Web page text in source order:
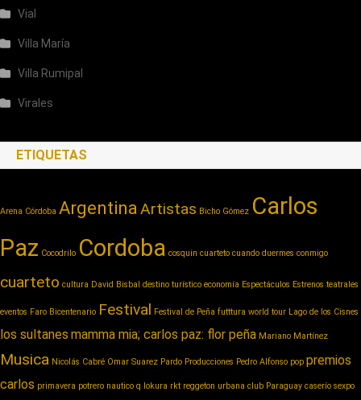
Vial
Villa María
Villa Rumipal
Virales
ETIQUETAS
Arena Córdoba ArgentinaArtistas Bicho Gómez Carlos
Paz Cocodrilo Cordoba cosquin cuarteto cuando duermes conmigo
cuarteto cultura David Bisbal destino turístico economía Espectáculos Estrenos teatrales
eventos Faro Bicentenario Festival Festival de Peña futttura world tour Lago de los Cisnes
los sultanes mamma mia; carlos paz: flor peña Mariano Martínez
Musica Nicolás Cabré Omar Suarez Pardo Producciones Pedro Alfonso pop premios
carlos primavera potrero nautico q lokura rkt reggeton urbana club Paraguay caserío sexpo